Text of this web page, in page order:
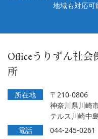
地域も対応可
Officeうりずん社
所
所在地
〒210-0806
神奈川県川崎
テルス川崎中
電話
044-245-0261